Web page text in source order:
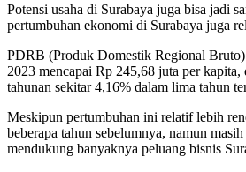
Potensi usaha di Surabaya juga bisa jadi
pertumbuhan ekonomi di Surabaya juga
PDRB (Produk Domestik Regional Bruto)
2023 mencapai Rp 245,68 juta per kapita,
tahunan sekitar 4,16% dalam lima tahun
Meskipun pertumbuhan ini relatif lebih
beberapa tahun sebelumnya, namun
mendukung banyaknya peluang bisnis